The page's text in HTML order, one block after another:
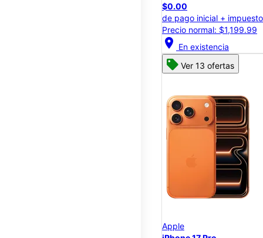
$0.00
de pago inicial +
Precio normal: $1,199.99
location_on En existencia
Ver 13 ofertas
Apple